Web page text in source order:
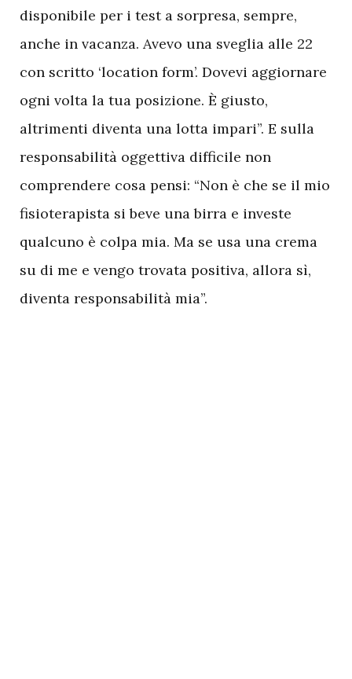
disponibile per i test a sorpresa, sempre,
anche in vacanza. Avevo una sveglia alle 22
con scritto ‘location form’. Dovevi aggiornare
ogni volta la tua posizione. È giusto,
altrimenti diventa una lotta impari”. E sulla
responsabilità oggettiva difficile non
comprendere cosa pensi: “Non è che se il mio
fisioterapista si beve una birra e investe
qualcuno è colpa mia. Ma se usa una crema
su di me e vengo trovata positiva, allora sì,
diventa responsabilità mia”.